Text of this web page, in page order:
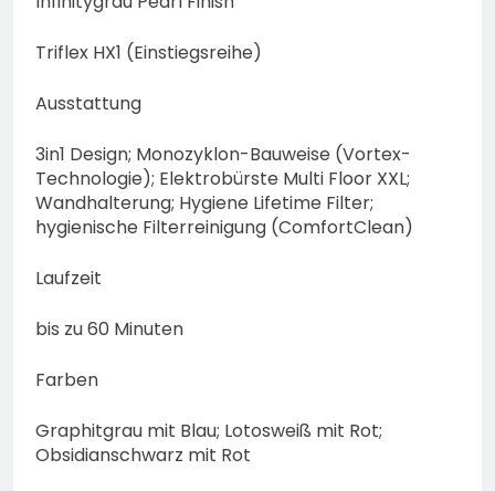
Triflex HX1 (Einstiegsreihe)
Ausstattung
3in1 Design; Monozyklon-Bauweise (Vortex-
Technologie); Elektrobürste Multi Floor XXL;
Wandhalterung; Hygiene Lifetime Filter;
hygienische Filterreinigung (ComfortClean)
Laufzeit
bis zu 60 Minuten
Farben
Graphitgrau mit Blau; Lotosweiß mit Rot;
Obsidianschwarz mit Rot